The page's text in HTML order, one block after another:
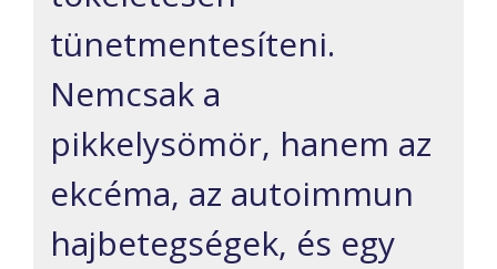
tünetmentesíteni.
Nemcsak a
pikkelysömör, hanem az
ekcéma, az autoimmun
hajbetegségek, és egy